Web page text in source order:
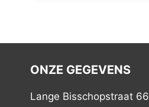
ONZE GEGEVENS
Lange Bisschopstraat 66